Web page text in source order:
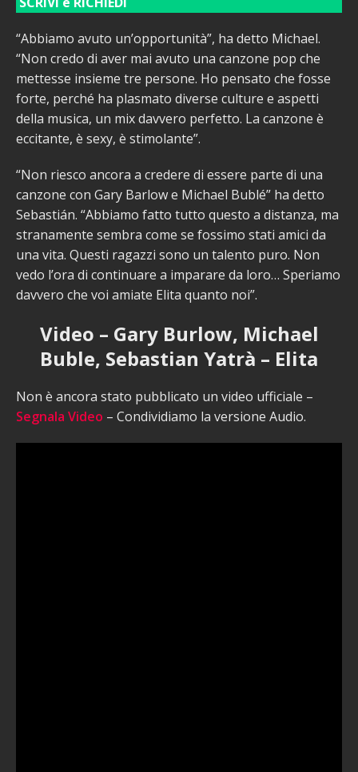
“Abbiamo avuto un’opportunità”, ha detto Michael.
“Non credo di aver mai avuto una canzone pop che
mettesse insieme tre persone. Ho pensato che fosse
forte, perché ha plasmato diverse culture e aspetti
della musica, un mix davvero perfetto. La canzone è
eccitante, è sexy, è stimolante”.
“Non riesco ancora a credere di essere parte di una
canzone con Gary Barlow e Michael Bublé” ha detto
Sebastián. “Abbiamo fatto tutto questo a distanza, ma
stranamente sembra come se fossimo stati amici da
una vita. Questi ragazzi sono un talento puro. Non
vedo l’ora di continuare a imparare da loro… Speriamo
davvero che voi amiate Elita quanto noi”.
Video – Gary Burlow, Michael
Buble, Sebastian Yatrà – Elita
Non è ancora stato pubblicato un video ufficiale –
Segnala Video – Condividiamo la versione Audio.